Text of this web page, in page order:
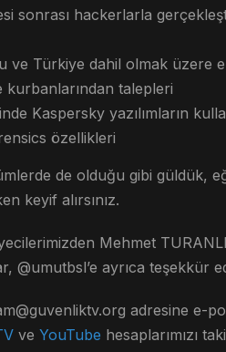
sonrası hackerlarla
Türkiye dahil olmak üzere
kurbanlarından talepleri
Kaspersky yazılımların
özellikleri
de olduğu gibi güldük,
keyif alırsınız.
Mehmet
@umutbsl’e ayrıca teşekkür
adresine e-
ve YouTube hesaplarımızı